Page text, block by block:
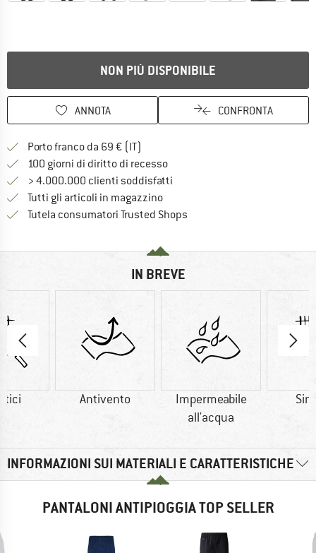
NON PIÙ DISPONIBILE
ANNOTA CONFRONTA
Porto franco da 69 € (IT)
100 giorni di diritto di recessoVai alla politica di recesso qui
> 4.000.000 clienti soddisfatti
Tutti gli articoli in magazzino
Tutela consumatori Trusted Shops
IN BREVE
Antivento
Impermeabile
all'acqua
INFORMAZIONI SUI MATERIALI E CARATTERISTICHE
PANTALONI ANTIPIOGGIA TOP SELLER